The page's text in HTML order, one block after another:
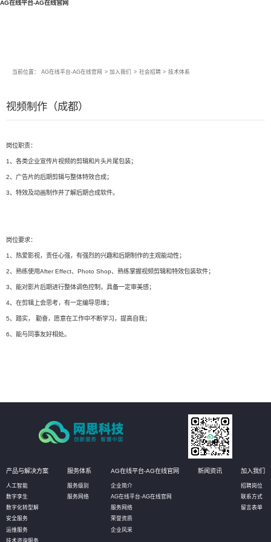
AG在线平台-AG在线官网
当前位置： AG在线平台-AG在线官网 > 加入我们 > 社会招聘 > 技术体系
视频制作（成都）
岗位职责：
1、各类企业宣传片视频的剪辑和片头片尾包装；
2、广告片的后期剪辑与整体特效合成；
3、特效及动画制作并了解后期合成软件。
岗位要求：
1、热爱影视，责任心强，有强烈的兴趣和后期制作的主观能动性；
2、熟练使用After Effect、Photo Shop、熟练掌握视频剪辑和特效包装软件；
3、能对影片后期进行整体调色控制，具备一定审美感；
4、在剪辑上会思考，有一定编导思维；
5、踏实， 勤奋，愿意在工作中不断学习，提高自我；
6、能与同事友好相处。
产品与解决方案
人工智能
数字孪生
数字化转型解
安全服务
运维服务
技术咨询服务
服务体系
服务级别
服务网络
AG在线平台-AG在线官网
企业简介
AG在线平台-AG在线官网
服务网络
荣誉资质
企业风采
新闻资讯 加入我们
招聘岗位
联系方式
留言表单